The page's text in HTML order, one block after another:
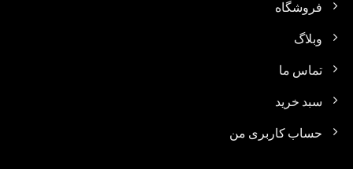
فروشگاه
وبلاگ
تماس ما
سبد خرید
حساب کاربری من